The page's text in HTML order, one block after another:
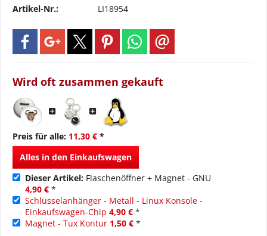
Artikel-Nr.: LI18954
Wird oft zusammen gekauft
Preis für alle: 11,30 € *
Alles in den Einkaufswagen
Dieser Artikel: Flaschenöffner + Magnet - GNU
4,90 € *
Schlüsselanhänger - Metall - Linux Konsole -
Einkaufswagen-Chip 4,90 € *
Magnet - Tux Kontur 1,50 € *